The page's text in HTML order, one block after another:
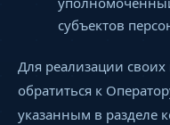
субъектов
Для реализации
обратиться к
указанным в разделе